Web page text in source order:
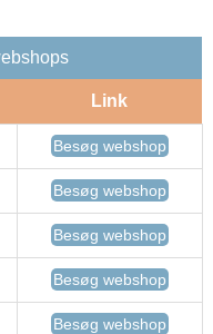
Link
Besøg webshop
Besøg webshop
Besøg webshop
Besøg webshop
Besøg webshop